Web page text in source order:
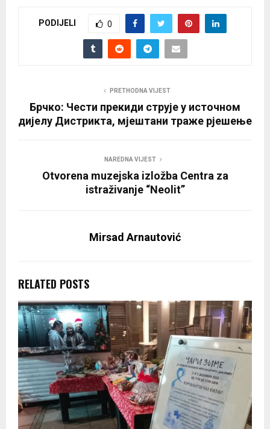
PODIJELI 0
PRETHODNA VIJEST
Брчко: Чести прекиди струје у источном
дијелу Дистрикта, мјештани траже рјешење
NAREDNA VIJEST
Otvorena muzejska izložba Centra za
istraživanje “Neolit”
Mirsad Arnautović
RELATED POSTS